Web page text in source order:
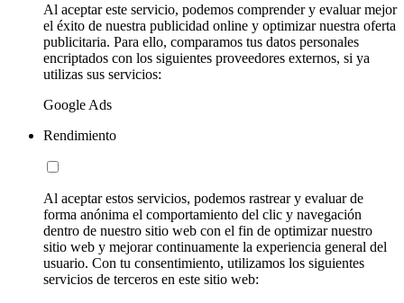
Al aceptar este servicio, podemos comprender y evaluar mejor
el éxito de nuestra publicidad online y optimizar nuestra oferta
publicitaria. Para ello, comparamos tus datos personales
encriptados con los siguientes proveedores externos, si ya
utilizas sus servicios:
Google Ads
Rendimiento
Al aceptar estos servicios, podemos rastrear y evaluar de
forma anónima el comportamiento del clic y navegación
dentro de nuestro sitio web con el fin de optimizar nuestro
sitio web y mejorar continuamente la experiencia general del
usuario. Con tu consentimiento, utilizamos los siguientes
servicios de terceros en este sitio web: